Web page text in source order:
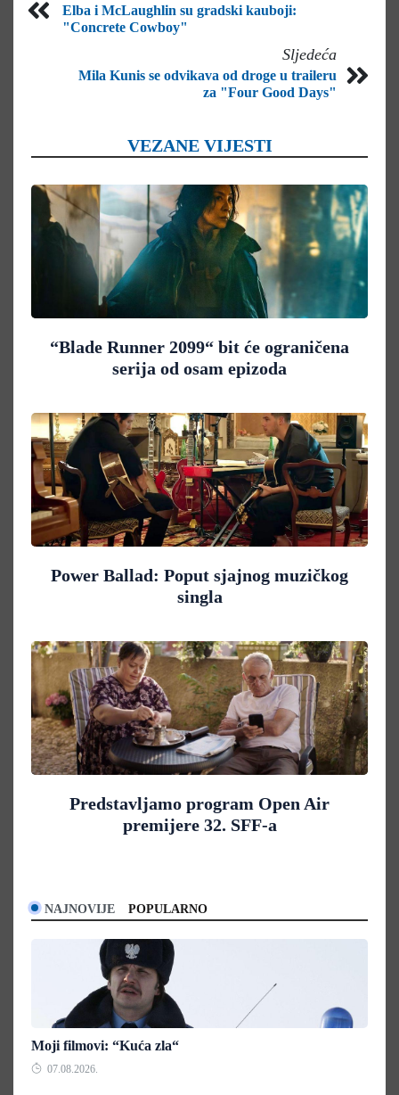
Elba i McLaughlin su gradski kauboji:
"Concrete Cowboy"
Sljedeća
Mila Kunis se odvikava od droge u traileru
za "Four Good Days"
VEZANE VIJESTI
“Blade Runner 2099“ bit će ograničena
serija od osam epizoda
Power Ballad: Poput sjajnog muzičkog
singla
Predstavljamo program Open Air
premijere 32. SFF-a
NAJNOVIJE POPULARNO
Moji filmovi: “Kuća zla“
07.08.2026.